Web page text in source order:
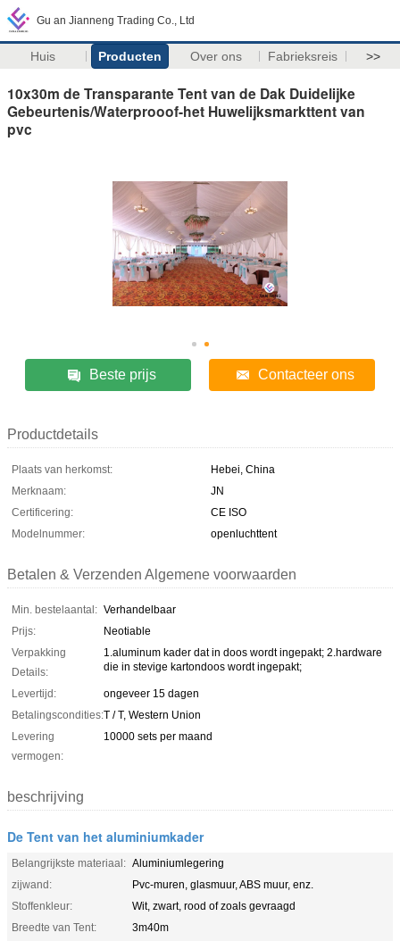
Gu an Jianneng Trading Co., Ltd
Huis Producten Over ons Fabrieksreis >>
10x30m de Transparante Tent van de Dak Duidelijke
Gebeurtenis/Waterprooof-het Huwelijksmarkttent van
pvc
Beste prijs Contacteer ons
Productdetails
Plaats van herkomst:
Hebei, China
Merknaam:
JN
Certificering:
CE ISO
Modelnummer:
openluchttent
Betalen & Verzenden Algemene voorwaarden
Min. bestelaantal: Verhandelbaar
Prijs:
Neotiable
Verpakking
Details:
1.aluminum kader dat in doos wordt ingepakt; 2.hardware
die in stevige kartondoos wordt ingepakt;
Levertijd:
ongeveer 15 dagen
Betalingscondities:T / T, Western Union
Levering
vermogen:
10000 sets per maand
beschrijving
De Tent van het aluminiumkader
Belangrijkste materiaal: Aluminiumlegering
zijwand:
Pvc-muren, glasmuur, ABS muur, enz.
Stoffenkleur:
Wit, zwart, rood of zoals gevraagd
Breedte van Tent:
3m40m